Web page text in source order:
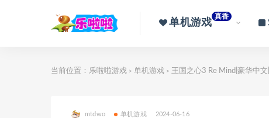
单机游戏
真香
当前位置： 乐啦啦游戏 > 单机游戏 > 王国之心3 Re Mind|豪华中
mtdwo 单机游戏 2024-06-16